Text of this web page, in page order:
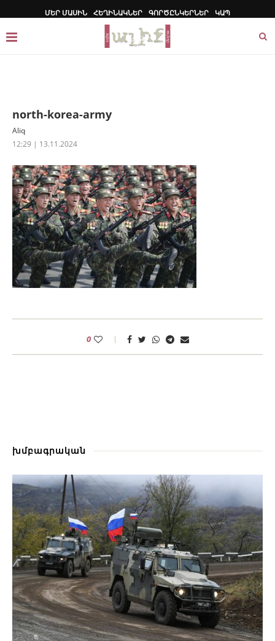
ՄԵՐ ՄԱՍԻՆ ՀԵՂԻՆԱԿՆԵՐ ԳՈՐԾԸՆԿԵՐՆԵՐ ԿԱՊ
north-korea-army
Aliq
12:29 | 13.11.2024
0
խմբագրական